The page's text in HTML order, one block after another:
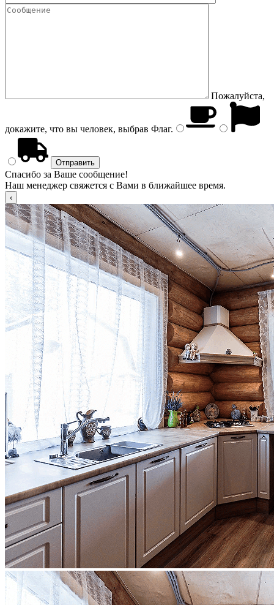
Пожалуйста,
докажите, что вы человек, выбрав Флаг.
Спасибо за Ваше сообщение!
Наш менеджер свяжется с Вами в ближайшее время.